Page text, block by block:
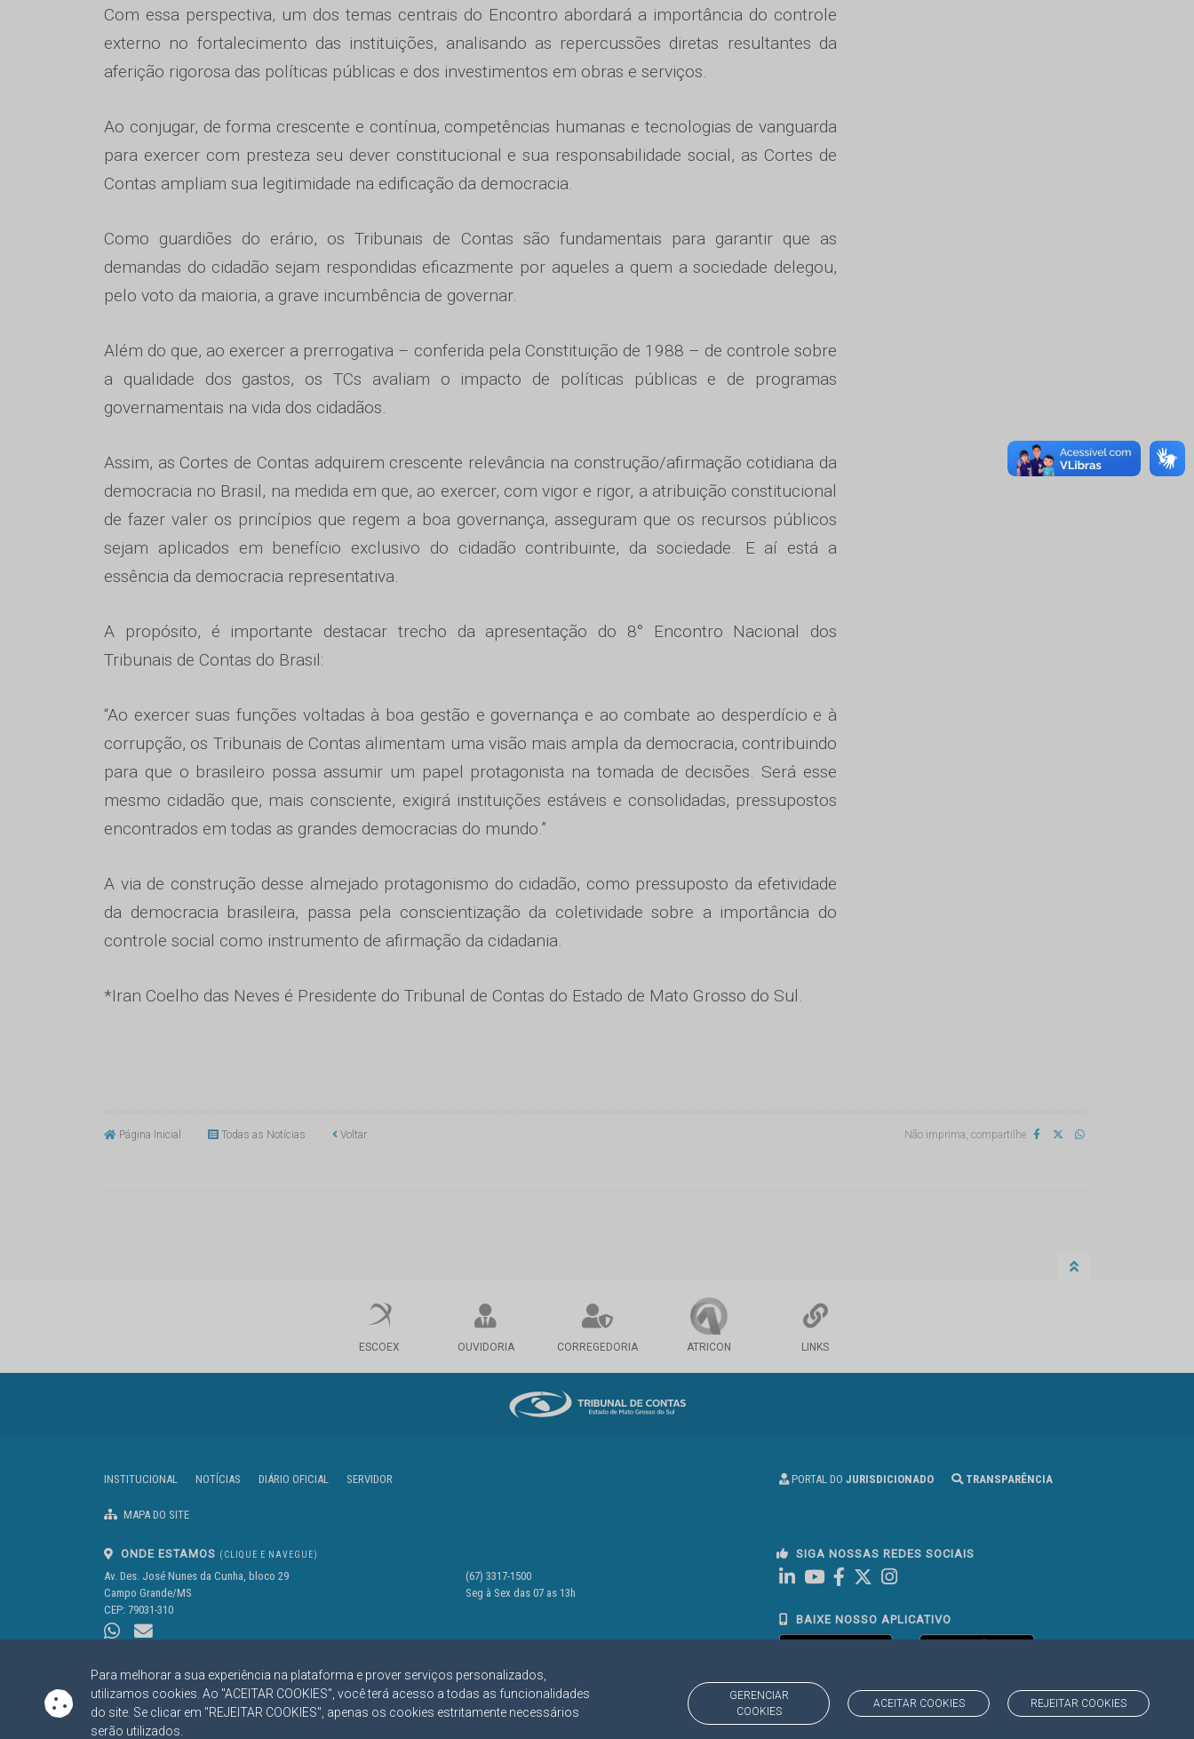
Para melhorar a sua experiência na plataforma e prover serviços personalizados,
utilizamos cookies. Ao "ACEITAR COOKIES", você terá acesso a todas as funcionalidades
do site. Se clicar em "REJEITAR COOKIES", apenas os cookies estritamente necessários
serão utilizados.
GERENCIAR
COOKIES
ACEITAR COOKIES REJEITAR COOKIES
Com essa perspectiva, um dos temas centrais do Encontro abordará a importância do controle
externo no fortalecimento das instituições, analisando as repercussões diretas resultantes da
aferição rigorosa das políticas públicas e dos investimentos em obras e serviços.
Ao conjugar, de forma crescente e contínua, competências humanas e tecnologias de vanguarda
para exercer com presteza seu dever constitucional e sua responsabilidade social, as Cortes de
Contas ampliam sua legitimidade na edificação da democracia.
Como guardiões do erário, os Tribunais de Contas são fundamentais para garantir que as
demandas do cidadão sejam respondidas eficazmente por aqueles a quem a sociedade delegou,
pelo voto da maioria, a grave incumbência de governar.
Além do que, ao exercer a prerrogativa – conferida pela Constituição de 1988 – de controle sobre
a qualidade dos gastos, os TCs avaliam o impacto de políticas públicas e de programas
governamentais na vida dos cidadãos.
Assim, as Cortes de Contas adquirem crescente relevância na construção/afirmação cotidiana da
democracia no Brasil, na medida em que, ao exercer, com vigor e rigor, a atribuição constitucional
de fazer valer os princípios que regem a boa governança, asseguram que os recursos públicos
sejam aplicados em benefício exclusivo do cidadão contribuinte, da sociedade. E aí está a
essência da democracia representativa.
A propósito, é importante destacar trecho da apresentação do 8° Encontro Nacional dos
Tribunais de Contas do Brasil:
“Ao exercer suas funções voltadas à boa gestão e governança e ao combate ao desperdício e à
corrupção, os Tribunais de Contas alimentam uma visão mais ampla da democracia, contribuindo
para que o brasileiro possa assumir um papel protagonista na tomada de decisões. Será esse
mesmo cidadão que, mais consciente, exigirá instituições estáveis e consolidadas, pressupostos
encontrados em todas as grandes democracias do mundo.”
A via de construção desse almejado protagonismo do cidadão, como pressuposto da efetividade
da democracia brasileira, passa pela conscientização da coletividade sobre a importância do
controle social como instrumento de afirmação da cidadania.
*Iran Coelho das Neves é Presidente do Tribunal de Contas do Estado de Mato Grosso do Sul.
Página Inicial Todas as Notícias Voltar Não imprima, compartilhe
ESCOEX OUVIDORIA CORREGEDORIA ATRICON LINKS
INSTITUCIONAL NOTÍCIAS DIÁRIO OFICIAL SERVIDOR PORTAL DO JURISDICIONADO TRANSPARÊNCIA
MAPA DO SITE
ONDE ESTAMOS (CLIQUE E NAVEGUE)
Av. Des. José Nunes da Cunha, bloco 29
Campo Grande/MS
CEP: 79031-310
(67) 3317-1500
Seg à Sex das 07 as 13h
SIGA NOSSAS REDES SOCIAIS
Linked In
Youtube
FacebookInstagram
BAIXE NOSSO APLICATIVO
https://www.tce.ms.gov.br